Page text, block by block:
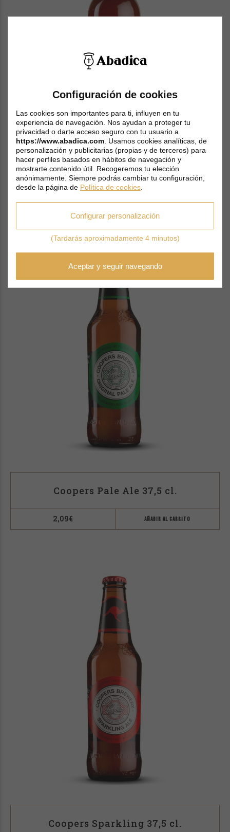
Caulier 28 Pale Ale 33 cl.
1,99 €
Coopers Pale Ale 37,5 cl.
2,09€ AÑADIR AL CARRITO
Coopers Sparkling 37,5 cl.
Configuración de cookies
Las cookies son importantes para ti, influyen en tu
experiencia de navegación. Nos ayudan a proteger tu
privacidad o darte acceso seguro con tu usuario a
https://www.abadica.com . Usamos cookies analíticas, de
personalización y publicitarias (propias y de terceros) para
hacer perfiles basados en hábitos de navegación y
mostrarte contenido útil. Recogeremos tu elección
anónimamente. Siempre podrás cambiar tu configuración,
desde la página de Política de cookies
Configurar personalización
(Tardarás aproximadamente 4 minutos)
Aceptar y seguir navegando